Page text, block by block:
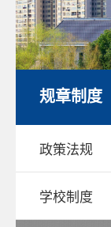
规章制度
政策法规
学校制度